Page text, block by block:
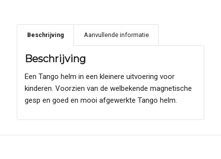
Beschrijving Aanvullende informatie
Beschrijving
Een Tango helm in een kleinere uitvoering voor
kinderen. Voorzien van de welbekende magnetische
gesp en goed en mooi afgewerkte Tango helm.